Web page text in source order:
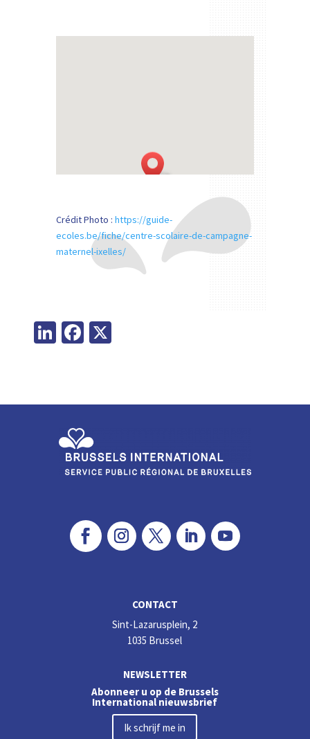
Crédit Photo : https://guide-
ecoles.be/fiche/centre-scolaire-de-campagne-
maternel-ixelles/
Li
dI
Fa
o
k
X
CONTACT
Sint-Lazarusplein, 2
1035 Brussel
NEWSLETTER
Abonneer u op de Brussels
International nieuwsbrief
Ik schrijf me in